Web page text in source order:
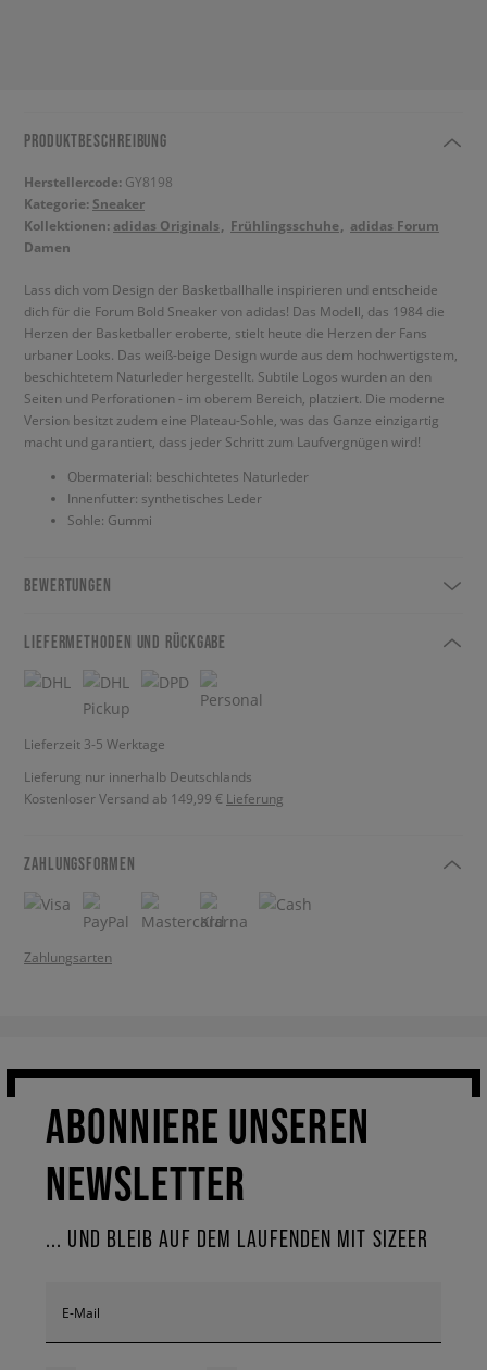
PRODUKTBESCHREIBUNG
Herstellercode: GY8198
Kategorie: Sneaker
Kollektionen: adidas Originals Frühlingsschuhe
adidas Forum
Damen
Lass dich vom Design der Basketballhalle inspirieren und entscheide
dich für die Forum Bold Sneaker von adidas! Das Modell, das 1984 die
Herzen der Basketballer eroberte, stielt heute die Herzen der Fans
urbaner Looks. Das weiß-beige Design wurde aus dem hochwertigstem,
beschichtetem Naturleder hergestellt. Subtile Logos wurden an den
Seiten und Perforationen - im oberem Bereich, platziert. Die moderne
Version besitzt zudem eine Plateau-Sohle, was das Ganze einzigartig
macht und garantiert, dass jeder Schritt zum Laufvergnügen wird!
Obermaterial: beschichtetes Naturleder
Innenfutter: synthetisches Leder
Sohle: Gummi
BEWERTUNGEN
LIEFERMETHODEN UND RÜCKGABE
Lieferzeit 3-5 Werktage
Lieferung nur innerhalb Deutschlands
Kostenloser Versand ab 149,99 € Lieferung
ZAHLUNGSFORMEN
Zahlungsarten
ABONNIERE UNSEREN
NEWSLETTER
... UND BLEIB AUF DEM LAUFENDEN MIT SIZEER
E-Mail